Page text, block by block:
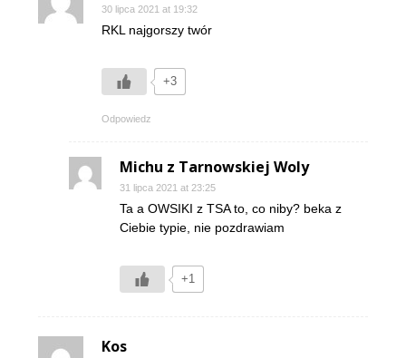
30 lipca 2021 at 19:32
RKL najgorszy twór
+3
Odpowiedz
Michu z Tarnowskiej Woly
31 lipca 2021 at 23:25
Ta a OWSIKI z TSA to, co niby? beka z
Ciebie typie, nie pozdrawiam
+1
Kos